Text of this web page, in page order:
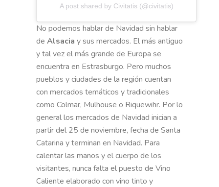
A post shared by Civitatis (@civitatis)
No podemos hablar de Navidad sin hablar
de Alsacia y sus mercados. El más antiguo
y tal vez el más grande de Europa se
encuentra en Estrasburgo. Pero muchos
pueblos y ciudades de la región cuentan
con mercados temáticos y tradicionales
como Colmar, Mulhouse o Riquewihr. Por lo
general los mercados de Navidad inician a
partir del 25 de noviembre, fecha de Santa
Catarina y terminan en Navidad. Para
calentar las manos y el cuerpo de los
visitantes, nunca falta el puesto de Vino
Caliente elaborado con vino tinto y